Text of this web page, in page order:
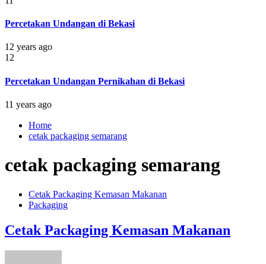
Percetakan Undangan di Bekasi
12 years ago
12
Percetakan Undangan Pernikahan di Bekasi
11 years ago
Home
cetak packaging semarang
cetak packaging semarang
Cetak Packaging Kemasan Makanan
Packaging
Cetak Packaging Kemasan Makanan